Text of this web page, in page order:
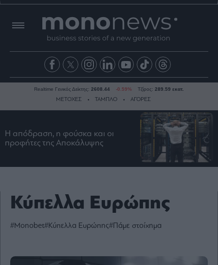
Ειδήσεις
Business
Ναυτιλία
Real
Ενέργεια
Πολιτισμός
Realtime Γενικός Δείκτης: 2608.44 -0.59% Τζίρος: 289.59 εκατ.
ΜΕΤΟΧΕΣ ΤΑΜΠΛΟ ΑΓΟΡΕΣ
Η απόδραση, η φούσκα και οι
προφήτες της Αποκάλυψης
Κύπελλα Ευρώπης
#Monobet#Κύπελλα Ευρώπης#Πάμε στοίχημα